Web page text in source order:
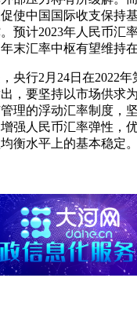
使中国国际收支保持
预计2023年人民币汇
末汇率中枢有望维持在
行2月24日在2022年
，要坚持以市场供求
理的浮动汇率制度，
强人民币汇率弹性，
衡水平上的基本稳定。